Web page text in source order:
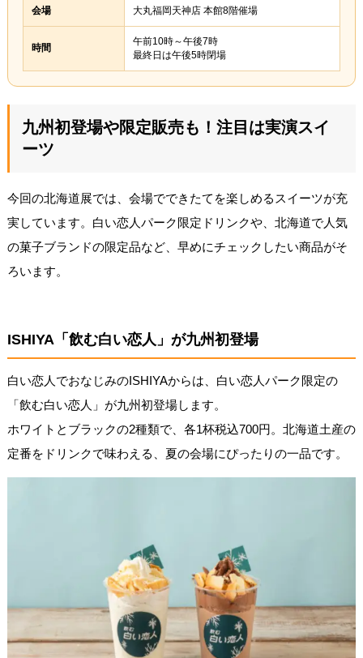
会場 大丸福岡天神店 本館8階催場
時間
午前10時～午後7時
最終日は午後5時閉場
九州初登場や限定販売も！注目は実演スイ
ーツ
今回の北海道展では、会場でできたてを楽しめるスイーツが充
実しています。白い恋人パーク限定ドリンクや、北海道で人気
の菓子ブランドの限定品など、早めにチェックしたい商品がそ
ろいます。
ISHIYA「飲む白い恋人」が九州初登場
白い恋人でおなじみのISHIYAからは、白い恋人パーク限定の
「飲む白い恋人」が九州初登場します。
ホワイトとブラックの2種類で、各1杯税込700円。北海道土産の
定番をドリンクで味わえる、夏の会場にぴったりの一品です。